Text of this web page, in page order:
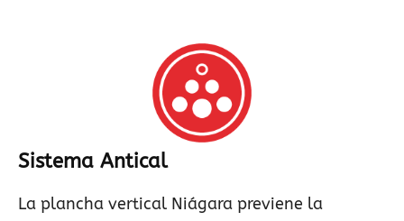
Sistema Antical
La plancha vertical Niágara previene la